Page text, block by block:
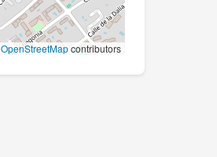
OpenStreetMapcontributors